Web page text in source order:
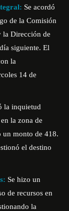
Se acordó
de la Comisión
la Dirección de
siguiente. El
la
14 de
la inquietud
la zona de
un monto de 418.
el destino
Se hizo un
de recursos en
la